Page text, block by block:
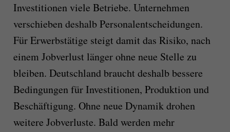
Investitionen viele Betriebe. Unternehmen
verschieben deshalb Personalentscheidungen.
Für Erwerbstätige steigt damit das Risiko, nach
einem Jobverlust länger ohne neue Stelle zu
bleiben. Deutschland braucht deshalb bessere
Bedingungen für Investitionen, Produktion und
Beschäftigung. Ohne neue Dynamik drohen
weitere Jobverluste. Bald werden mehr